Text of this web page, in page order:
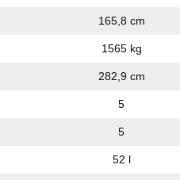
165,8 cm
1565 kg
282,9 cm
5
5
52 l